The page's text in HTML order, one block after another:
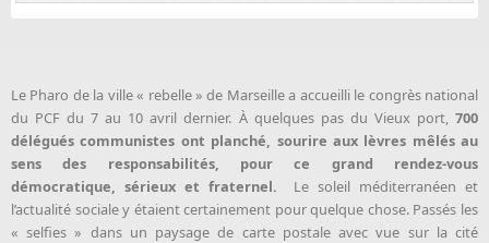
Le Pharo de la ville « rebelle » de Marseille a accueilli le congrès national
du PCF du 7 au 10 avril dernier. À quelques pas du Vieux port, 700
délégués communistes ont planché, sourire aux lèvres mêlés au
sens des responsabilités, pour ce grand rendez-vous
démocratique, sérieux et fraternel. Le soleil méditerranéen et
l’actualité sociale y étaient certainement pour quelque chose. Passés les
« selfies » dans un paysage de carte postale avec vue sur la cité